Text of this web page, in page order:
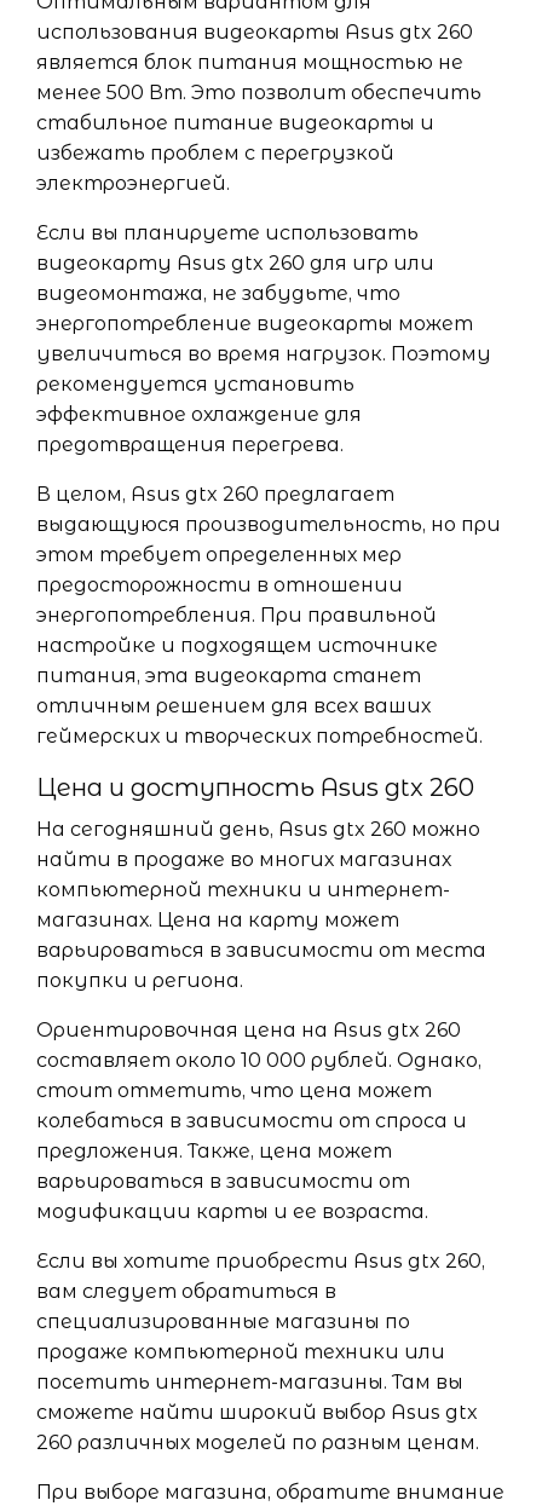
использования видеокарты Asus gtx 260
является блок питания мощностью не
менее 500 Вт. Это позволит обеспечить
стабильное питание видеокарты и
избежать проблем с перегрузкой
электроэнергией.
Если вы планируете использовать
видеокарту Asus gtx 260 для игр или
видеомонтажа, не забудьте, что
энергопотребление видеокарты может
увеличиться во время нагрузок. Поэтому
рекомендуется установить
эффективное охлаждение для
предотвращения перегрева.
В целом, Asus gtx 260 предлагает
выдающуюся производительность, но при
этом требует определенных мер
предосторожности в отношении
энергопотребления. При правильной
настройке и подходящем источнике
питания, эта видеокарта станет
отличным решением для всех ваших
геймерских и творческих потребностей.
Цена и доступность Asus gtx 260
На сегодняшний день, Asus gtx 260 можно
найти в продаже во многих магазинах
компьютерной техники и интернет-
магазинах. Цена на карту может
варьироваться в зависимости от места
покупки и региона.
Ориентировочная цена на Asus gtx 260
составляет около 10 000 рублей. Однако,
стоит отметить, что цена может
колебаться в зависимости от спроса и
предложения. Также, цена может
варьироваться в зависимости от
модификации карты и ее возраста.
Если вы хотите приобрести Asus gtx 260,
вам следует обратиться в
специализированные магазины по
продаже компьютерной техники или
посетить интернет-магазины. Там вы
сможете найти широкий выбор Asus gtx
260 различных моделей по разным ценам.
При выборе магазина, обратите внимание